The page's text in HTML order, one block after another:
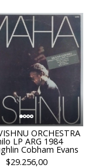
ORCHESTRA
LP ARG 1984
Cobham Evans
$29.256,00